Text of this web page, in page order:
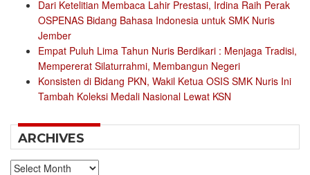
Dari Ketelitian Membaca Lahir Prestasi, Irdina Raih Perak
OSPENAS Bidang Bahasa Indonesia untuk SMK Nuris
Jember
Empat Puluh Lima Tahun Nuris Berdikari : Menjaga Tradisi,
Mempererat Silaturrahmi, Membangun Negeri
Konsisten di Bidang PKN, Wakil Ketua OSIS SMK Nuris Ini
Tambah Koleksi Medali Nasional Lewat KSN
ARCHIVES
Archives